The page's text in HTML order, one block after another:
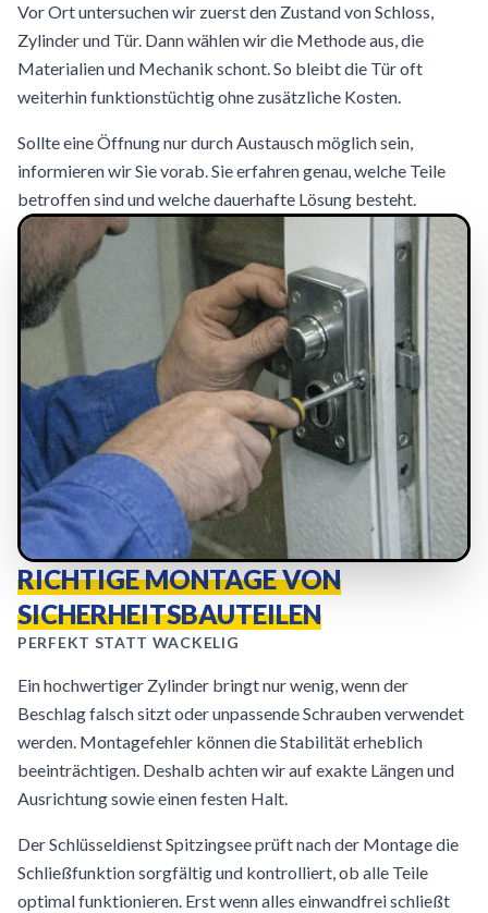
Vor Ort untersuchen wir zuerst den Zustand von Schloss,
Zylinder und Tür. Dann wählen wir die Methode aus, die
Materialien und Mechanik schont. So bleibt die Tür oft
weiterhin funktionstüchtig ohne zusätzliche Kosten.
Sollte eine Öffnung nur durch Austausch möglich sein,
informieren wir Sie vorab. Sie erfahren genau, welche Teile
betroffen sind und welche dauerhafte Lösung besteht.
RICHTIGE MONTAGE VON
SICHERHEITSBAUTEILEN
PERFEKT STATT WACKELIG
Ein hochwertiger Zylinder bringt nur wenig, wenn der
Beschlag falsch sitzt oder unpassende Schrauben verwendet
werden. Montagefehler können die Stabilität erheblich
beeinträchtigen. Deshalb achten wir auf exakte Längen und
Ausrichtung sowie einen festen Halt.
Der Schlüsseldienst Spitzingsee prüft nach der Montage die
Schließfunktion sorgfältig und kontrolliert, ob alle Teile
optimal funktionieren. Erst wenn alles einwandfrei schließt